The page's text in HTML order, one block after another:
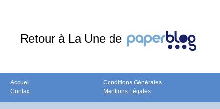
Retour à La Une de
Accueil
Contact
Conditions Générales
Mentions Légales